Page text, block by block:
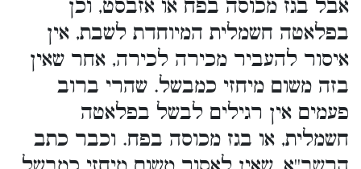
אבל בגז מכוסה בפח או אזבסט, וכן
בפלאטה חשמלית המיוחדת לשבת, אין
איסור להעביר מכירה לכירה, אחר שאין
בזה משום מיחזי כמבשל. שהרי ברוב
פעמים אין רגילים לבשל בפלאטה
חשמלית, או בגז מכוסה בפח. וכבר כתב